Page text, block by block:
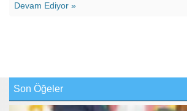
Devam Ediyor »
Son Öğeler